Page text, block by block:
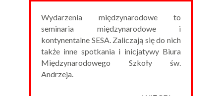
Wydarzenia międzynarodowe to
seminaria międzynarodowe i
kontynentalne SESA. Zaliczają się do nich
także inne spotkania i inicjatywy Biura
Międzynarodowego Szkoły św.
Andrzeja.